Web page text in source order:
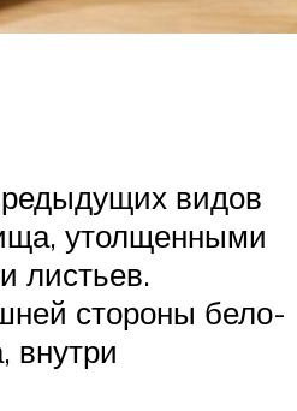
видов
утолщенными
листьев.
стороны бело-
внутри